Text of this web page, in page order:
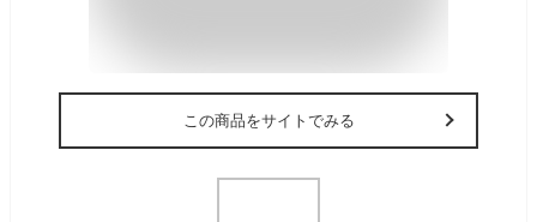
この商品をサイトでみる